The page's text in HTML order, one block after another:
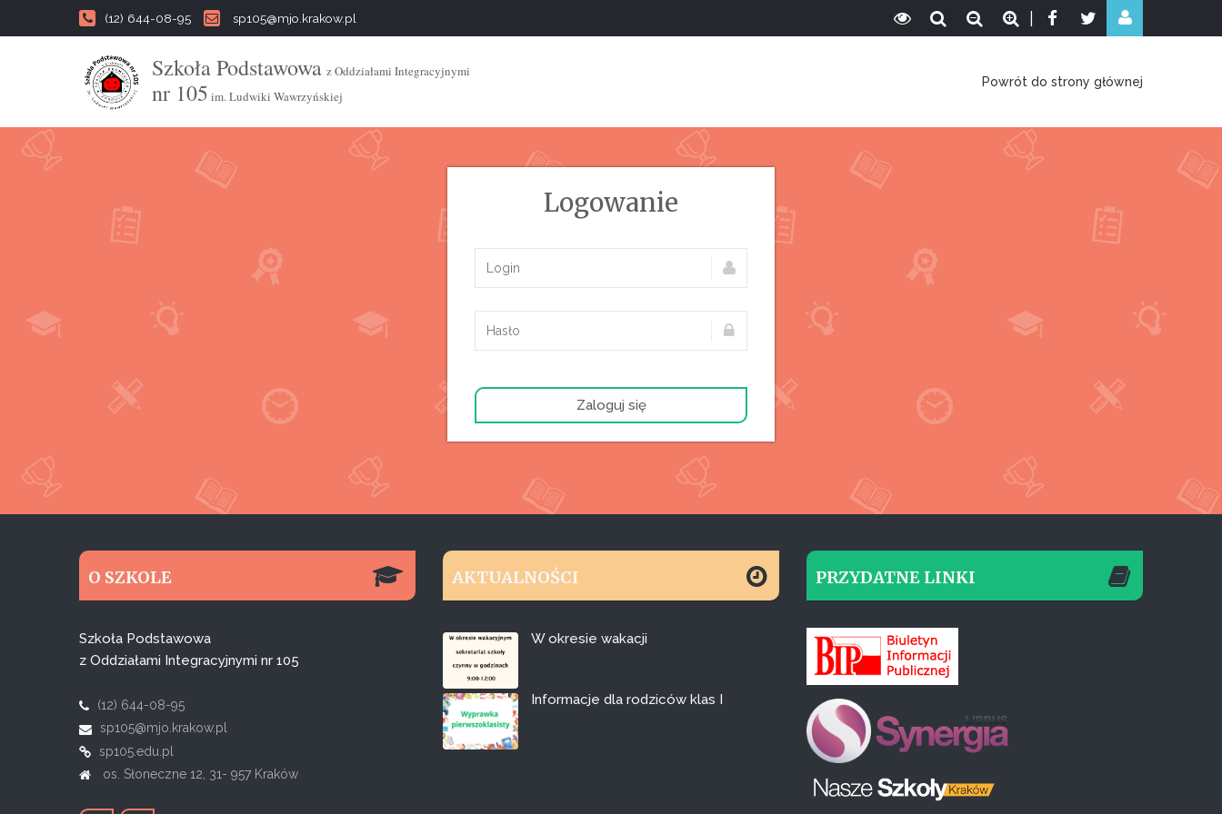
(12) 644-08-95 sp105@mjo.krakow.pl
Szkoła Podstawowa z Oddziałami Integracyjnymi
nr 105 im. Ludwiki Wawrzyńskiej
Powrót do strony głównej
Logowanie
O SZKOLE
Szkoła Podstawowa
z Oddziałami Integracyjnymi nr 105
(12) 644-08-95
sp105@mjo.krakow.pl
sp105.edu.pl
os. Słoneczne 12, 31- 957 Kraków
AKTUALNOŚCI
W okresie wakacji
Informacje dla rodziców klas I
PRZYDATNE LINKI